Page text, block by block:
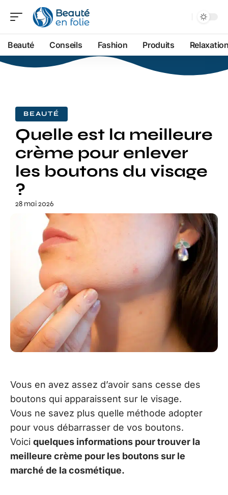
Beauté Conseils Fashion Produits
BEAUTÉ
Quelle est la meilleure
crème pour enlever
les boutons du visage
?
28 mai 2026
Vous en avez assez d’avoir sans cesse des
boutons qui apparaissent sur le visage.
Vous ne savez plus quelle méthode adopter
pour vous débarrasser de vos boutons.
Voici quelques informations pour trouver la
meilleure crème pour les boutons sur le
marché de la cosmétique.